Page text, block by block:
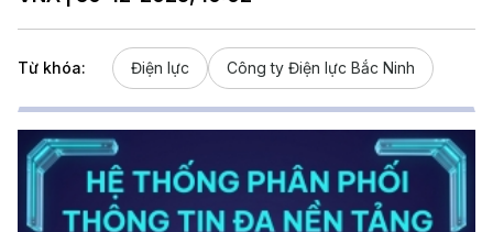
Từ khóa: Điện lực Công ty Điện lực Bắc Ninh